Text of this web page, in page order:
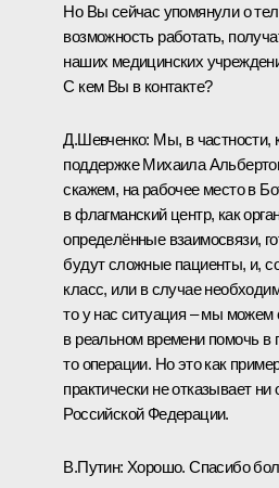
Но Вы сейчас упомянули о
возможность работать,
наших медицинских
С кем Вы в контакте?
Д.Шевченко: Мы, в частности,
поддержке Михаила
скажем, на рабочее место в
в флагманский центр, как
определённые взаимосвязи,
будут сложные пациенты, и,
класс, или в случае
то у нас ситуация – мы можем
в реальном времени помочь в
то операции. Но это как
практически не отказывает
Российской Федерации.
В.Путин: Хорошо. Спасибо